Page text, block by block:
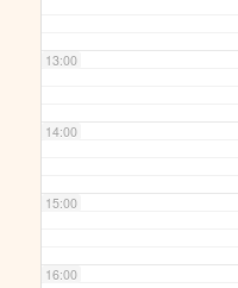
13:00
14:00
15:00
16:00